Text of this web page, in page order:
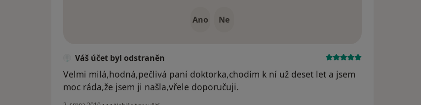
Ano Ne
Váš účet byl odstraněn
Velmi milá,hodná,pečlivá paní doktorka,chodím k ní už deset let a jsem
moc ráda,že jsem ji našla,vřele doporučuji.
podle názoru uživatele Váš účet byl odstraněn